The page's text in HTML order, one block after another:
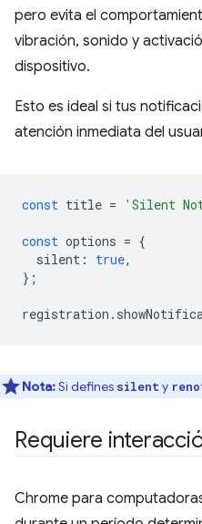
pero evita el
vibración, sonido y
dispositivo.
Esto es ideal si tus
atención inmediata del
const title = 'Silent
const options = {
silent : true,
};
registration .
Nota:Si defines silent y
Requiere
Chrome para